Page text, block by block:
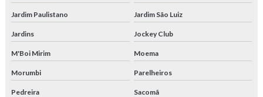
Tubos trefilados de aço carbono
Tubos para trocadores e calor
Venda de tubo de aço carbono
Jardim Paulistano Jardim São Luiz
Jardins Jockey Club
M'Boi Mirim Moema
Morumbi Parelheiros
Pedreira Sacomã